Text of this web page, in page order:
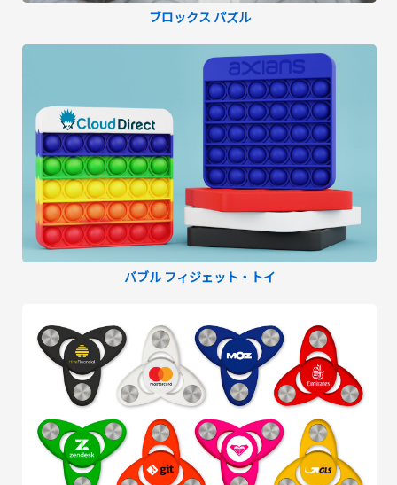
ブロックス パズル
バブル フィジェット・トイ